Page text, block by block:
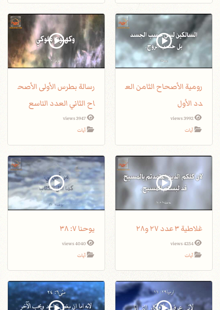
رومية الأصحاح الثامن الع
دد الأول
3992 views
آيات
رسالة بطرس الأولى الأصح
اح الثاني العدد التاسع
3947 views
آيات
غلاطية ٣ عدد ٢٧ و٢٨
4254 views
آيات
يوحنا ٧: ٣٨
4040 views
آيات